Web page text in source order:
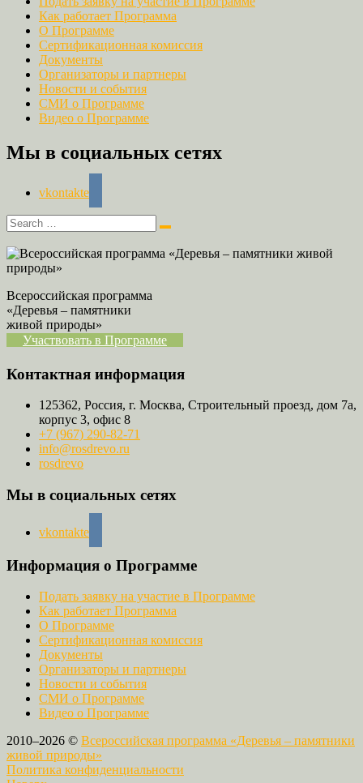
Как работает Программа
О Программе
Сертификационная комиссия
Документы
Организаторы и партнеры
Новости и события
СМИ о Программе
Видео о Программе
Мы в социальных сетях
vkontakte
Всероссийская программа
«Деревья – памятники
живой природы»
Участвовать в Программе
Контактная информация
125362, Россия, г. Москва, Строительный проезд, дом 7а,
корпус 3, офис 8
+7 (967) 290-82-71
info@rosdrevo.ru
rosdrevo
Мы в социальных сетях
vkontakte
Информация о Программе
Подать заявку на участие в Программе
Как работает Программа
О Программе
Сертификационная комиссия
Документы
Организаторы и партнеры
Новости и события
СМИ о Программе
Видео о Программе
2010–2026 © Всероссийская программа «Деревья – памятники
живой природы»
Политика конфиденциальности